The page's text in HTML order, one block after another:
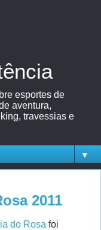
esportes de
aventura,
travessias e
▼
2011
do Rosa foi